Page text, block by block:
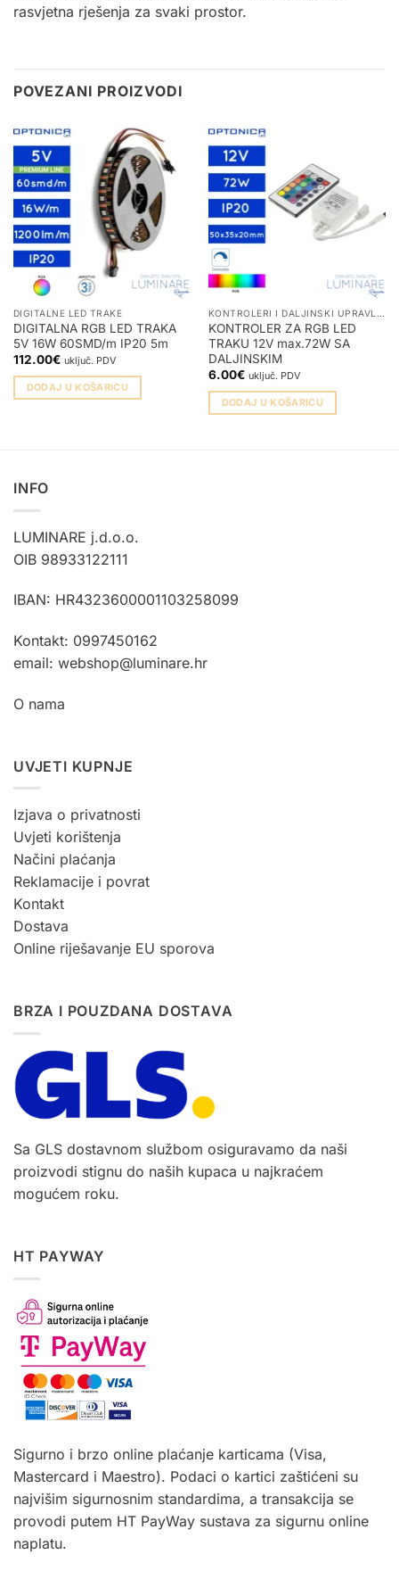
rasvjetna rješenja za svaki prostor.
POVEZANI PROIZVODI
DIGITALNE LED TRAKE
DIGITALNA RGB LED TRAKA
5V 16W 60SMD/m IP20 5m
112.00€ uključ. PDV
DODAJ U KOŠARICU
KONTROLERI I DALJINSKI UPRAVLJAČI ZA LED TRAKE
KONTROLER ZA RGB LED
TRAKU 12V max.72W SA
DALJINSKIM
6.00€ uključ. PDV
DODAJ U KOŠARICU
INFO
LUMINARE j.d.o.o.
OIB 98933122111
IBAN: HR4323600001103258099
Kontakt: 0997450162
email: webshop@luminare.hr
O nama
UVJETI KUPNJE
Izjava o privatnosti
Uvjeti korištenja
Načini plaćanja
Reklamacije i povrat
Kontakt
Dostava
Online riješavanje EU sporova
BRZA I POUZDANA DOSTAVA
Sa GLS dostavnom službom osiguravamo da naši
proizvodi stignu do naših kupaca u najkraćem
mogućem roku.
HT PAYWAY
Sigurno i brzo online plaćanje karticama (Visa,
Mastercard i Maestro). Podaci o kartici zaštićeni su
najvišim sigurnosnim standardima, a transakcija se
provodi putem HT PayWay sustava za sigurnu online
naplatu.